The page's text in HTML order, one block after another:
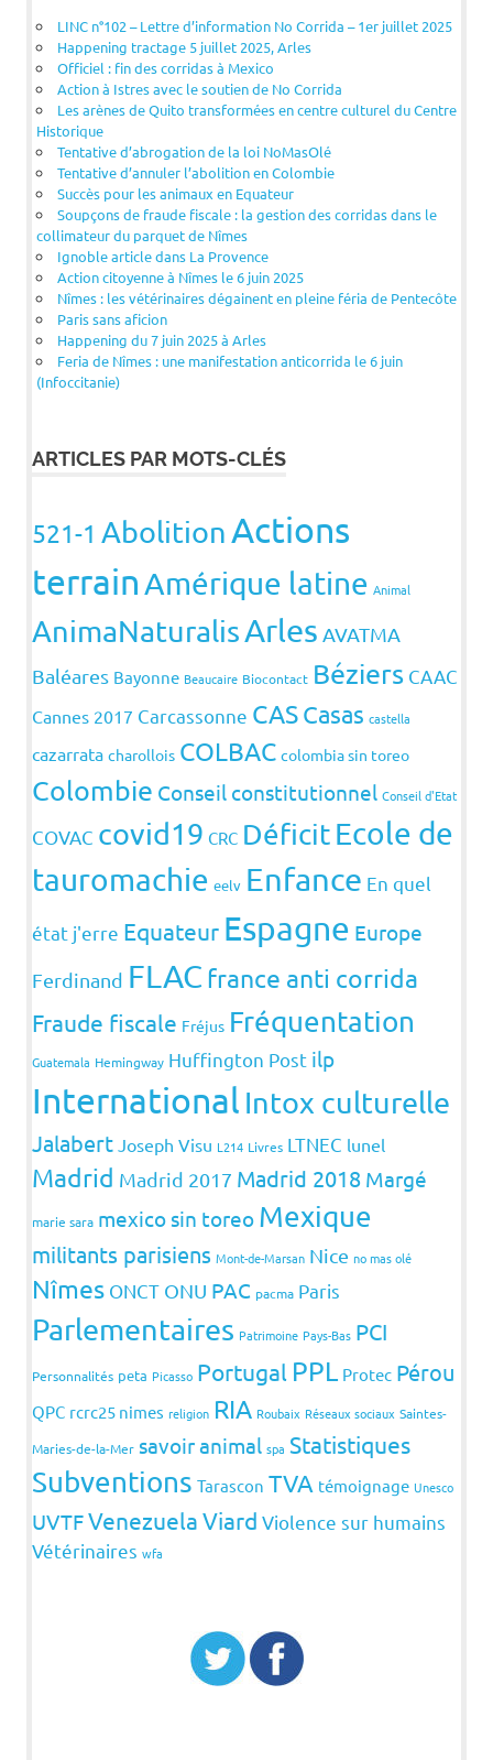
LINC n°102 – Lettre d’information No Corrida – 1er juillet 2025
Happening tractage 5 juillet 2025, Arles
Officiel : fin des corridas à Mexico
Action à Istres avec le soutien de No Corrida
Les arènes de Quito transformées en centre culturel du Centre
Historique
Tentative d’abrogation de la loi NoMasOlé
Tentative d’annuler l’abolition en Colombie
Succès pour les animaux en Equateur
Soupçons de fraude fiscale : la gestion des corridas dans le
collimateur du parquet de Nîmes
Ignoble article dans La Provence
Action citoyenne à Nîmes le 6 juin 2025
Nîmes : les vétérinaires dégainent en pleine féria de Pentecôte
Paris sans aficion
Happening du 7 juin 2025 à Arles
Feria de Nîmes : une manifestation anticorrida le 6 juin
(Infoccitanie)
ARTICLES PAR MOTS-CLÉS
521-1 Abolition Actions
terrainAmérique latine Animal
AnimaNaturalisArles AVATMA
Baléares Bayonne Beaucaire Biocontact Béziers CAAC
Cannes 2017 Carcassonne CASCasas castella
cazarrata charollois COLBAC colombia sin toreo
Colombie Conseil constitutionnel Conseil d'Etat
COVAC covid19 CRC DéficitEcole de
tauromachie eelv Enfance En quel
état j'erre Equateur Espagne Europe
Ferdinand FLAC france anti corrida
Fraude fiscale Fréjus Fréquentation
Guatemala Hemingway Huffington Post ilp
International Intox culturelle
Jalabert Joseph Visu L214 Livres LTNEC lunel
Madrid Madrid 2017 Madrid 2018 Margé
marie sara mexico sin toreo Mexique
militants parisiens Mont-de-Marsan Nice no mas olé
Nîmes ONCT ONU PAC pacma Paris
Parlementaires Patrimoine Pays-Bas PCI
Personnalités peta Picasso Portugal PPL Protec Pérou
QPC rcrc25 nimes religion RIA Roubaix Réseaux sociaux Saintes-
Maries-de-la-Mer savoir animal spa Statistiques
Subventions Tarascon TVA témoignage Unesco
UVTFVenezuelaViard Violence sur humains
Vétérinaires wfa